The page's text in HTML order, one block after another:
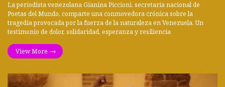
La periodista venezolana Gianina Piccioni, secretaria nacional de
Poetas del Mundo, comparte una conmovedora crónica sobre la
tragedia provocada por la fuerza de la naturaleza en Venezuela. Un
testimonio de dolor, solidaridad, esperanza y resiliencia
View More